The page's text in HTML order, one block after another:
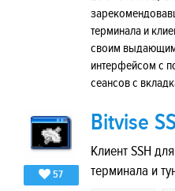
терминала и
своим
интерфейсом с
сеансов с
57
Bitvise
Клиент SSH
терминала и